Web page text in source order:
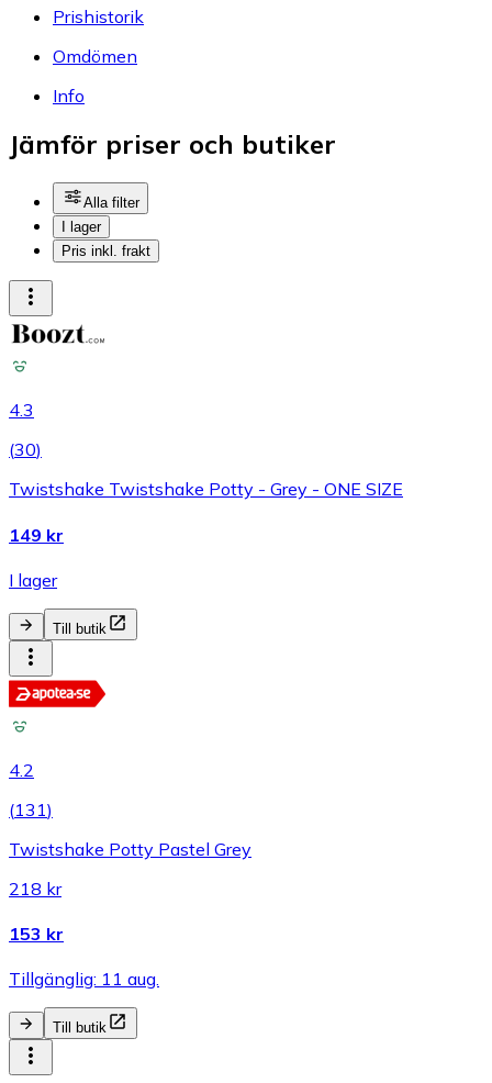
Prishistorik
Omdömen
Info
Jämför priser och butiker
Alla filter
I lager
Pris inkl. frakt
4.3
(30)
Twistshake Twistshake Potty - Grey - ONE SIZE
149 kr
I lager
Till butik
4.2
(131)
Twistshake Potty Pastel Grey
218 kr
153 kr
Tillgänglig: 11 aug.
Till butik